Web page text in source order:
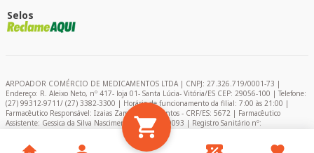
Selos
ARPOADOR COMÉRCIO DE MEDICAMENTOS LTDA | CNPJ: 27.326.719/0001-73 |
Endereço: R. Aleixo Neto, nº 417- loja 01- Santa Lúcia- Vitória/ES CEP: 29056-100 | Telefone:
(27) 99312-9711/ (27) 3382-3300 | Horário de funcionamento da filial: 7:00 às 21:00 |
Farmacêutico Responsável: Izaias Zambelli dos Santos - CRF/ES: 5672 | Farmacêutico
Assistente: Gessica da Silva Nascimento – CRF/ES: 9093 | Registro Sanitário nº:
2024849/2020 | AFE: 0.11366-0 | Encarregado de Proteção de Dados (DPO) - Pablo Felipe
Campelo